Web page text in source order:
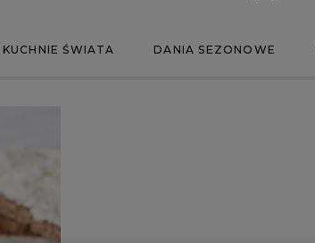
KUCHNIE ŚWIATA DANIA SEZONOWE